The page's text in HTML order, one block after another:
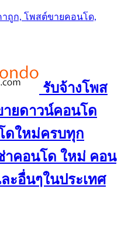
าถูก, โพสต์ขายคอนโด,
รับจ้างโพส
ายดาวน์คอนโด
ดใหม่ครบทุก
าคอนโด ใหม่ คอน
ะอื่นๆในประเทศ